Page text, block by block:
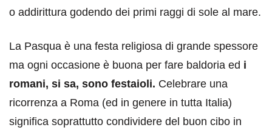
o addirittura godendo dei primi raggi di sole al mare.
La Pasqua è una festa religiosa di grande spessore
ma ogni occasione è buona per fare baldoria ed i
romani, si sa, sono festaioli. Celebrare una
ricorrenza a Roma (ed in genere in tutta Italia)
significa soprattutto condividere del buon cibo in